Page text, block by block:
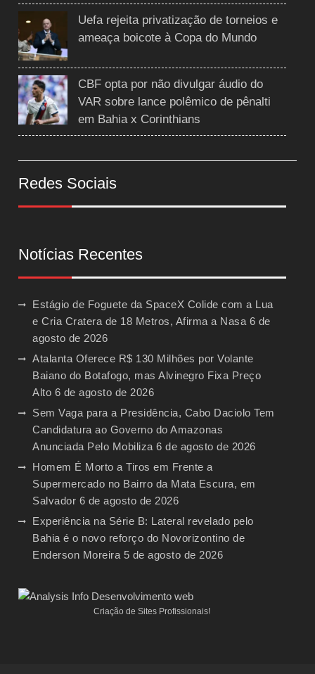
Uefa rejeita privatização de torneios e
ameaça boicote à Copa do Mundo
CBF opta por não divulgar áudio do
VAR sobre lance polêmico de pênalti
em Bahia x Corinthians
Redes Sociais
Notícias Recentes
Estágio de Foguete da SpaceX Colide com a Lua
e Cria Cratera de 18 Metros, Afirma a Nasa 6 de
agosto de 2026
Atalanta Oferece R$ 130 Milhões por Volante
Baiano do Botafogo, mas Alvinegro Fixa Preço
Alto 6 de agosto de 2026
Sem Vaga para a Presidência, Cabo Daciolo Tem
Candidatura ao Governo do Amazonas
Anunciada Pelo Mobiliza 6 de agosto de 2026
Homem É Morto a Tiros em Frente a
Supermercado no Bairro da Mata Escura, em
Salvador 6 de agosto de 2026
Experiência na Série B: Lateral revelado pelo
Bahia é o novo reforço do Novorizontino de
Enderson Moreira 5 de agosto de 2026
Criação de Sites Profissionais!